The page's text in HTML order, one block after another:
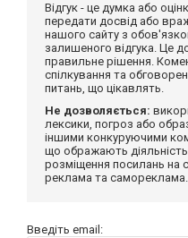
Відгук - це думка або
передати досвід або
нашого сайту з
залишеного відгука. Це
правильне рішення.
спілкування та
питань, що цікавлять.
Не дозволяється:
лексики, погроз або
іншими конкуруючими
що ображають діяльність
розміщення посилань на
реклама та самореклама.
Введіть email: